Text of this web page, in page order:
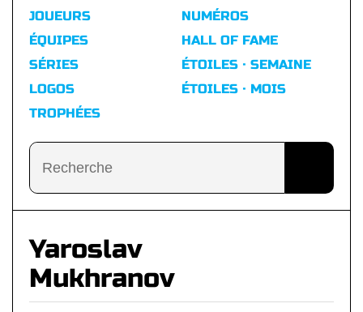
JOUEURS
ÉQUIPES
SÉRIES
LOGOS
TROPHÉES
NUMÉROS
HALL OF FAME
ÉTOILES · SEMAINE
ÉTOILES · MOIS
Yaroslav
Mukhranov